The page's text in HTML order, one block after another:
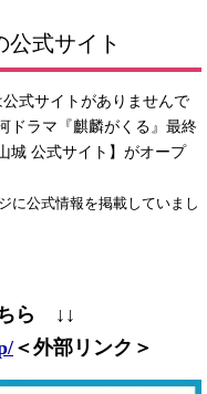
公式サイト
式サイトがありませんで
ドラマ『麒麟がくる』最終
城 公式サイト】がオープ
に公式情報を掲載していまし
ら ↓↓
＜外部リンク＞